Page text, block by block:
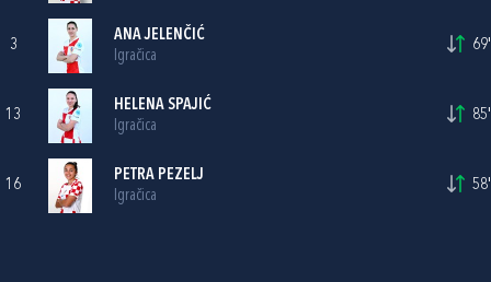
3
ANA JELENČIĆ
Igračica
69'
13
HELENA SPAJIĆ
Igračica
85'
16
PETRA PEZELJ
Igračica
58'